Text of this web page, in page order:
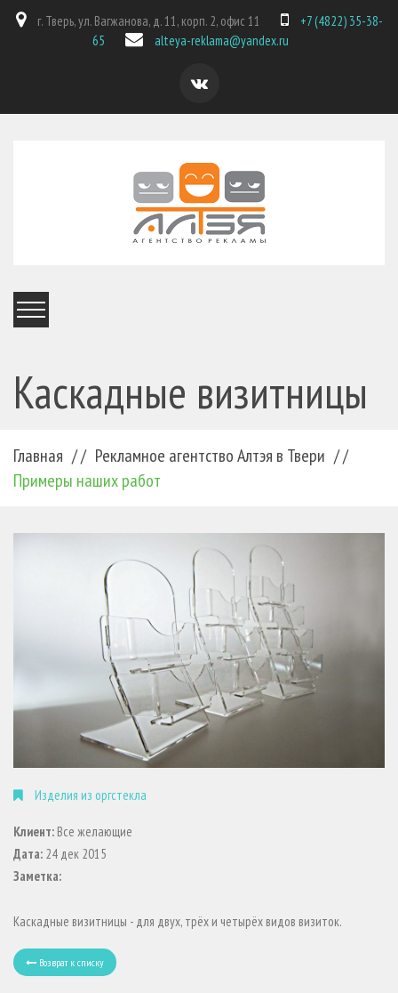
г. Тверь, ул. Вагжанова, д. 11, корп. 2, офис 11
+7 (4822) 35-38-
65
alteya-reklama@yandex.ru
Каскадные визитницы
Главная / / Рекламное агентство Алтэя в Твери / /
Примеры наших работ
Изделия из оргстекла
Клиент: Все желающие
Дата: 24 дек 2015
Заметка:
Каскадные визитницы - для двух, трёх и четырёх видов визиток.
Возврат к списку